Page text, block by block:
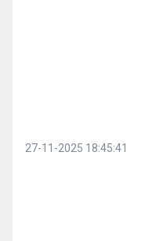
27-11-2025 18:45:41